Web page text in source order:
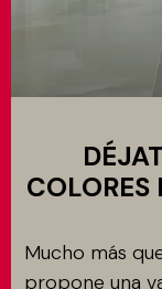
BUSCAR
COLORES
Mucho más
propone una